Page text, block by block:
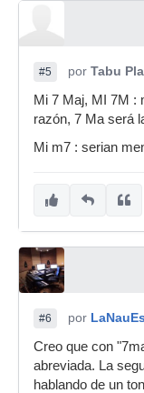
#5 por Tabu
Mi 7 Maj, MI 7M :
razón, 7 Ma será
Mi m7 : serian
#6 por
Creo que con
abreviada. La
hablando de un